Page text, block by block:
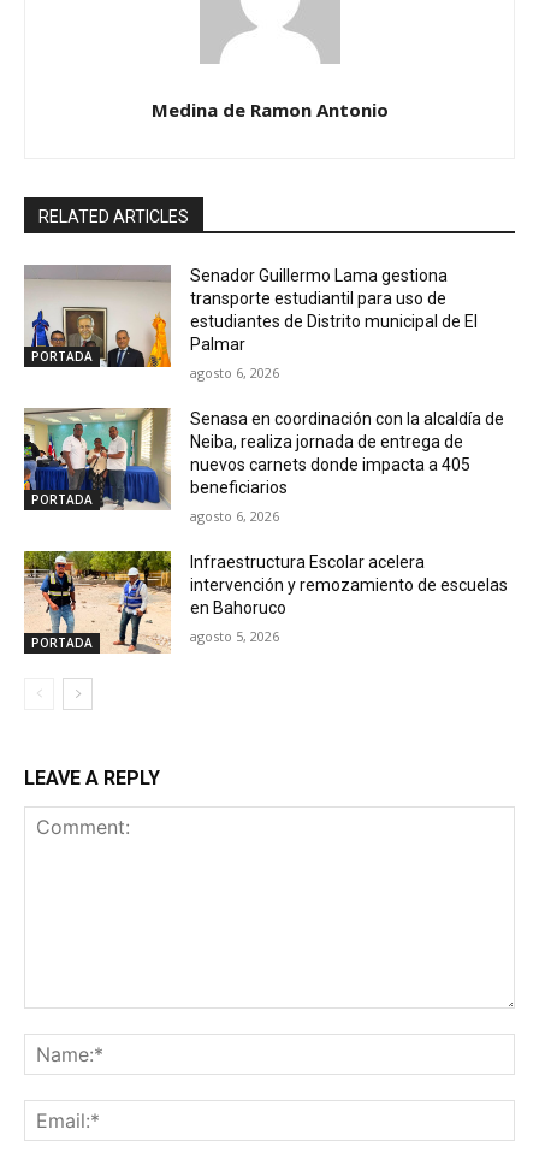
Medina de Ramon Antonio
RELATED ARTICLES
PORTADA
Senador Guillermo Lama gestiona
transporte estudiantil para uso de
estudiantes de Distrito municipal de El
Palmar
agosto 6, 2026
PORTADA
Senasa en coordinación con la alcaldía de
Neiba, realiza jornada de entrega de
nuevos carnets donde impacta a 405
beneficiarios
agosto 6, 2026
PORTADA
Infraestructura Escolar acelera
intervención y remozamiento de escuelas
en Bahoruco
agosto 5, 2026
LEAVE A REPLY